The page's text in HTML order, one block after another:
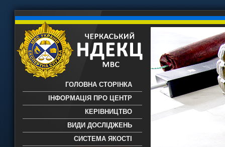
ГОЛОВНА СТОРІНКА
ІНФОРМАЦІЯ ПРО ЦЕНТР
КЕРІВНИЦТВО
ВИДИ ДОСЛІДЖЕНЬ
СИСТЕМА ЯКОСТІ